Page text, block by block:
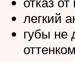
легкий
губы не